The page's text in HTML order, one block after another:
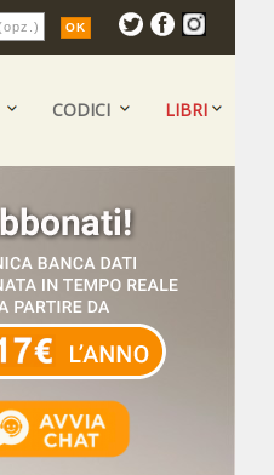
CODICI LIBRI